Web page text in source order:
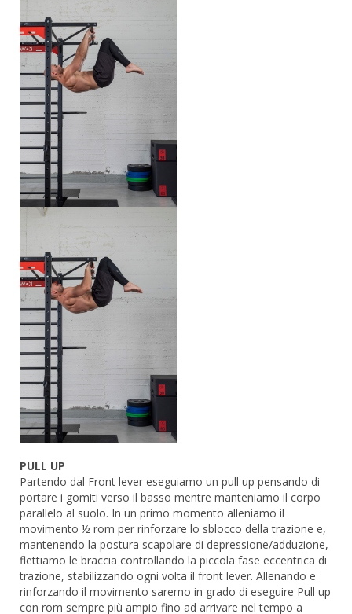
PULL UP
Partendo dal Front lever eseguiamo un pull up pensando di
portare i gomiti verso il basso mentre manteniamo il corpo
parallelo al suolo. In un primo momento alleniamo il
movimento ½ rom per rinforzare lo sblocco della trazione e,
mantenendo la postura scapolare di depressione/adduzione,
flettiamo le braccia controllando la piccola fase eccentrica di
trazione, stabilizzando ogni volta il front lever. Allenando e
rinforzando il movimento saremo in grado di eseguire Pull up
con rom sempre più ampio fino ad arrivare nel tempo a